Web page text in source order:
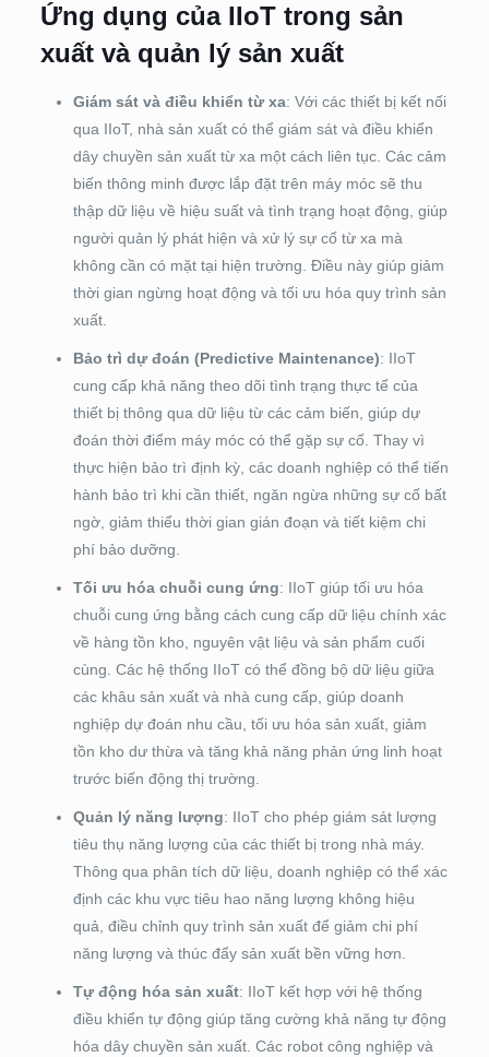
Ứng dụng của IIoT trong sản
xuất và quản lý sản xuất
Giám sát và điều khiển từ xa: Với các thiết bị kết nối
qua IIoT, nhà sản xuất có thể giám sát và điều khiển
dây chuyền sản xuất từ xa một cách liên tục. Các cảm
biến thông minh được lắp đặt trên máy móc sẽ thu
thập dữ liệu về hiệu suất và tình trạng hoạt động, giúp
người quản lý phát hiện và xử lý sự cố từ xa mà
không cần có mặt tại hiện trường. Điều này giúp giảm
thời gian ngừng hoạt động và tối ưu hóa quy trình sản
xuất.
Bảo trì dự đoán (Predictive Maintenance): IIoT
cung cấp khả năng theo dõi tình trạng thực tế của
thiết bị thông qua dữ liệu từ các cảm biến, giúp dự
đoán thời điểm máy móc có thể gặp sự cố. Thay vì
thực hiện bảo trì định kỳ, các doanh nghiệp có thể tiến
hành bảo trì khi cần thiết, ngăn ngừa những sự cố bất
ngờ, giảm thiểu thời gian gián đoạn và tiết kiệm chi
phí bảo dưỡng.
Tối ưu hóa chuỗi cung ứng: IIoT giúp tối ưu hóa
chuỗi cung ứng bằng cách cung cấp dữ liệu chính xác
về hàng tồn kho, nguyên vật liệu và sản phẩm cuối
cùng. Các hệ thống IIoT có thể đồng bộ dữ liệu giữa
các khâu sản xuất và nhà cung cấp, giúp doanh
nghiệp dự đoán nhu cầu, tối ưu hóa sản xuất, giảm
tồn kho dư thừa và tăng khả năng phản ứng linh hoạt
trước biến động thị trường.
Quản lý năng lượng: IIoT cho phép giám sát lượng
tiêu thụ năng lượng của các thiết bị trong nhà máy.
Thông qua phân tích dữ liệu, doanh nghiệp có thể xác
định các khu vực tiêu hao năng lượng không hiệu
quả, điều chỉnh quy trình sản xuất để giảm chi phí
năng lượng và thúc đẩy sản xuất bền vững hơn.
Tự động hóa sản xuất: IIoT kết hợp với hệ thống
điều khiển tự động giúp tăng cường khả năng tự động
hóa dây chuyền sản xuất. Các robot công nghiệp và